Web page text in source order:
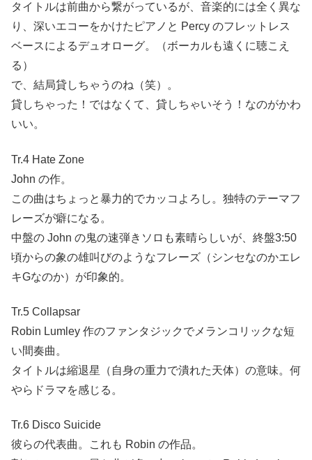
タイトルは前曲から繋がっているが、音楽的には全く異な
り、深いエコーをかけたピアノと Percy のフレットレス
ベースによるデュオローグ。（ボーカルも遠くに聴こえ
る）
で、結局貸しちゃうのね（笑）。
貸しちゃった！ではなくて、貸しちゃいそう！なのがかわ
いい。
Tr.4 Hate Zone
John の作。
この曲はちょっと暴力的でカッコよろし。独特のテーマフ
レーズが癖になる。
中盤の John の鬼の速弾きソロも素晴らしいが、終盤3:50
頃からの象の雄叫びのようなフレーズ（シンセなのかエレ
キGなのか）が印象的。
Tr.5 Collapsar
Robin Lumley 作のファンタジックでメランコリックな短
い間奏曲。
タイトルは縮退星（自身の重力で潰れた天体）の意味。何
やらドラマを感じる。
Tr.6 Disco Suicide
彼らの代表曲。これも Robin の作品。